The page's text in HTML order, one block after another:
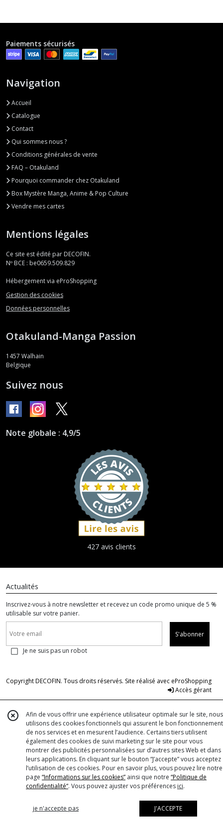
Paiements sécurisés
Navigation
Accueil
Catalogue
Contact
Qui sommes nous ?
Conditions générales de vente
FAQ – Otakuland
Pourquoi commander chez Otakuland
Box Mystère Manga, Anime & Pop Culture
Vendre mes cartes
Mentions légales
Ce site est édité par DECOFIN.
Nº BCE : be0659.509.829
Hébergement via eProShopping
Gestion des cookies
Données personnelles
Otakuland-Manga Passion
1457 Walhain
Belgique
Suivez nous
Note globale : 4,9/5
427 avis clients
Actualités
Inscrivez-vous à notre newsletter et recevez un code promo unique de 5 %
utilisable sur votre panier.
S'abonner
Je ne suis pas un robot
Copyright DECOFIN. Tous droits réservés. Site réalisé avec eProShopping
Accès gérant
Afin de vous offrir une expérience utilisateur optimale sur le site, nous
utilisons des cookies fonctionnels qui assurent le bon fonctionnement
de nos services et en mesurent l’audience. Certains tiers utilisent
également des cookies de suivi marketing sur le site pour vous
montrer des publicités personnalisées sur d’autres sites Web et dans
leurs applications. En cliquant sur le bouton “J’accepte” vous acceptez
l’utilisation de ces cookies. Pour en savoir plus, vous pouvez lire notre
page “Informations sur les cookies” ainsi que notre “Politique de
confidentialité“. Vous pouvez ajuster vos préférences ici.
je n'accepte pas J'ACCEPTE